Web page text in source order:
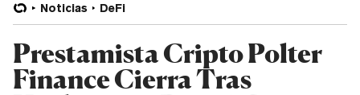
Noticias DeFi
Prestamista Cripto Polter
Finance Cierra Tras